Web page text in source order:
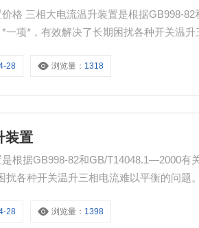
格 三相大电流温升装置是根据GB998-
一项*，有效解决了长期困扰各种开关温
28 浏览量： 1318
装置
根据GB998-82和GB/T14048.1—2000有
扰各种开关温升三相电流难以平衡的问题
28 浏览量： 1398